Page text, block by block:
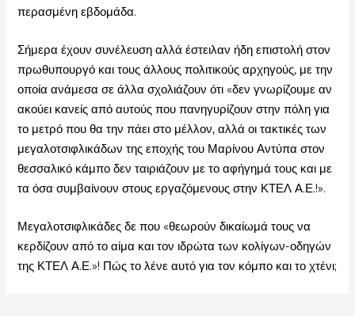
περασμένη εβδομάδα.
Σήμερα έχουν συνέλευση αλλά έστειλαν ήδη επιστολή στον
πρωθυπουργό και τους άλλους πολιτικούς αρχηγούς, με την
οποία ανάμεσα σε άλλα σχολιάζουν ότι «δεν γνωρίζουμε αν
ακούει κανείς από αυτούς που πανηγυρίζουν στην πόλη για
το μετρό που θα την πάει στο μέλλον, αλλά οι τακτικές των
μεγαλοτσιφλικάδων της εποχής του Μαρίνου Αντύπα στον
θεσσαλικό κάμπο δεν ταιριάζουν με το αφήγημά τους και με
τα όσα συμβαίνουν στους εργαζόμενους στην ΚΤΕΛ Α.Ε.!».
Μεγαλοτσιφλικάδες δε που «θεωρούν δικαίωμά τους να
κερδίζουν από το αίμα και τον ιδρώτα των κολίγων-οδηγών
της ΚΤΕΛ Α.Ε.»! Πώς το λένε αυτό για τον κόμπο και το χτένι;